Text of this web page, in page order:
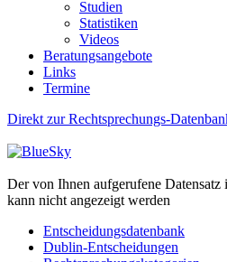
Studien
Statistiken
Videos
Beratungsangebote
Links
Termine
Direkt zur Rechtsprechungs-
Der von Ihnen aufgerufene Datensatz
kann nicht angezeigt werden
Entscheidungsdatenbank
Dublin-Entscheidungen